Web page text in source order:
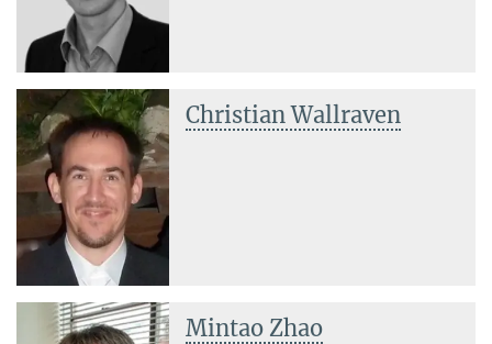
Christian Wallraven
Mintao Zhao